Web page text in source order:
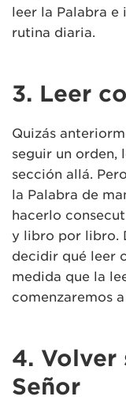
leer la Palabra e
rutina diaria.
3. Leer
Quizás
seguir un orden,
sección allá.
la Palabra de
hacerlo
y libro por libro.
decidir qué leer
medida que la
comenzaremos
4. Volver
Señor